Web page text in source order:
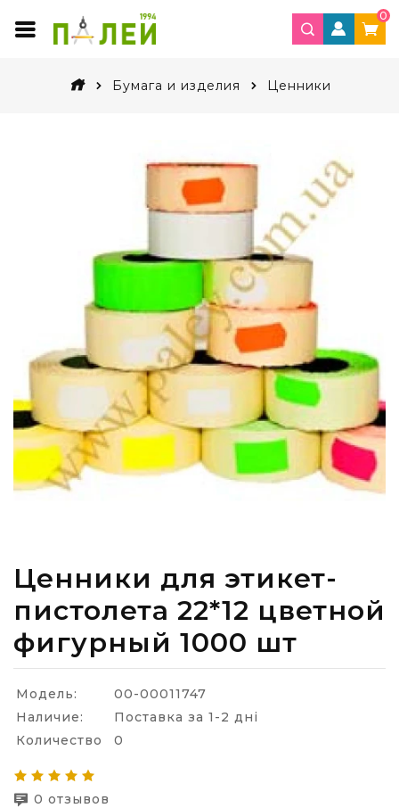
0
Бумага и изделия Ценники
Ценники для этикет-
пистолета 22*12 цветной
фигурный 1000 шт
Модель:
00-00011747
Наличие:
Поставка за 1-2 дні
Количество
0
0 отзывов